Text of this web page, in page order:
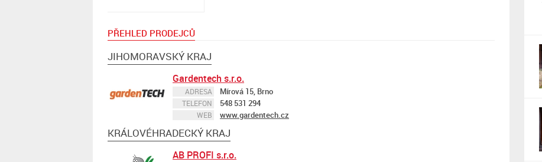
PŘEHLED PRODEJCŮ
JIHOMORAVSKÝ KRAJ
Gardentech s.r.o.
ADRESA Mírová 15, Brno
TELEFON 548 531 294
WEB www.gardentech.cz
KRÁLOVÉHRADECKÝ KRAJ
AB PROFI s.r.o.